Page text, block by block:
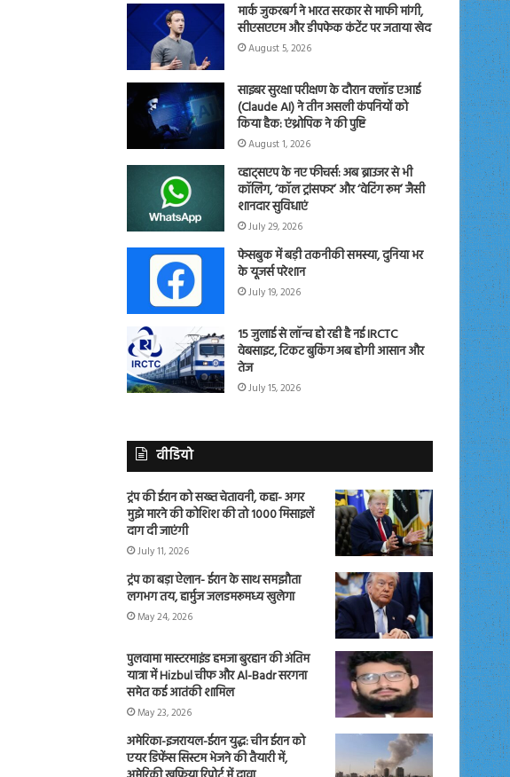
मार्क जुकरबर्ग ने भारत सरकार से माफी मांगी,
सीएसएएम और डीपफेक कंटेंट पर जताया खेद
August 5, 2026
साइबर सुरक्षा परीक्षण के दौरान क्लॉड एआई
(Claude AI) ने तीन असली कंपनियों को
किया हैक: एंथ्रोपिक ने की पुष्टि
August 1, 2026
व्हाट्सएप के नए फीचर्स: अब ब्राउजर से भी
कॉलिंग, ‘कॉल ट्रांसफर’ और ‘वेटिंग रूम’ जैसी
शानदार सुविधाएं
July 29, 2026
फेसबुक में बड़ी तकनीकी समस्या, दुनिया भर
के यूजर्स परेशान
July 19, 2026
15 जुलाई से लॉन्च हो रही है नई IRCTC
वेबसाइट, टिकट बुकिंग अब होगी आसान और
तेज
July 15, 2026
वीडियो
ट्रंप की ईरान को सख्त चेतावनी, कहा- अगर
मुझे मारने की कोशिश की तो 1000 मिसाइलें
दाग दी जाएंगी
July 11, 2026
ट्रंप का बड़ा ऐलान- ईरान के साथ समझौता
लगभग तय, हार्मुज जलडमरूमध्य खुलेगा
May 24, 2026
पुलवामा मास्टरमाइंड हमजा बुरहान की अंतिम
यात्रा में Hizbul चीफ और Al-Badr सरगना
समेत कई आतंकी शामिल
May 23, 2026
अमेरिका-इजरायल-ईरान युद्ध: चीन ईरान को
एयर डिफेंस सिस्टम भेजने की तैयारी में,